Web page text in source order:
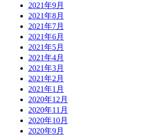
2021年9月
2021年8月
2021年7月
2021年6月
2021年5月
2021年4月
2021年3月
2021年2月
2021年1月
2020年12月
2020年11月
2020年10月
2020年9月